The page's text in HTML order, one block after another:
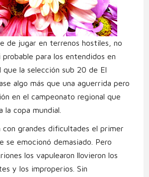
de jugar en terrenos hostiles, no
probable para los entendidos en
la selección sub 20 de El
algo más que una aguerrida pero
en el campeonato regional que
la copa mundial.
con grandes dificultades el primer
se emocionó demasiado. Pero
los vapulearon llovieron los
y los improperios. Sin